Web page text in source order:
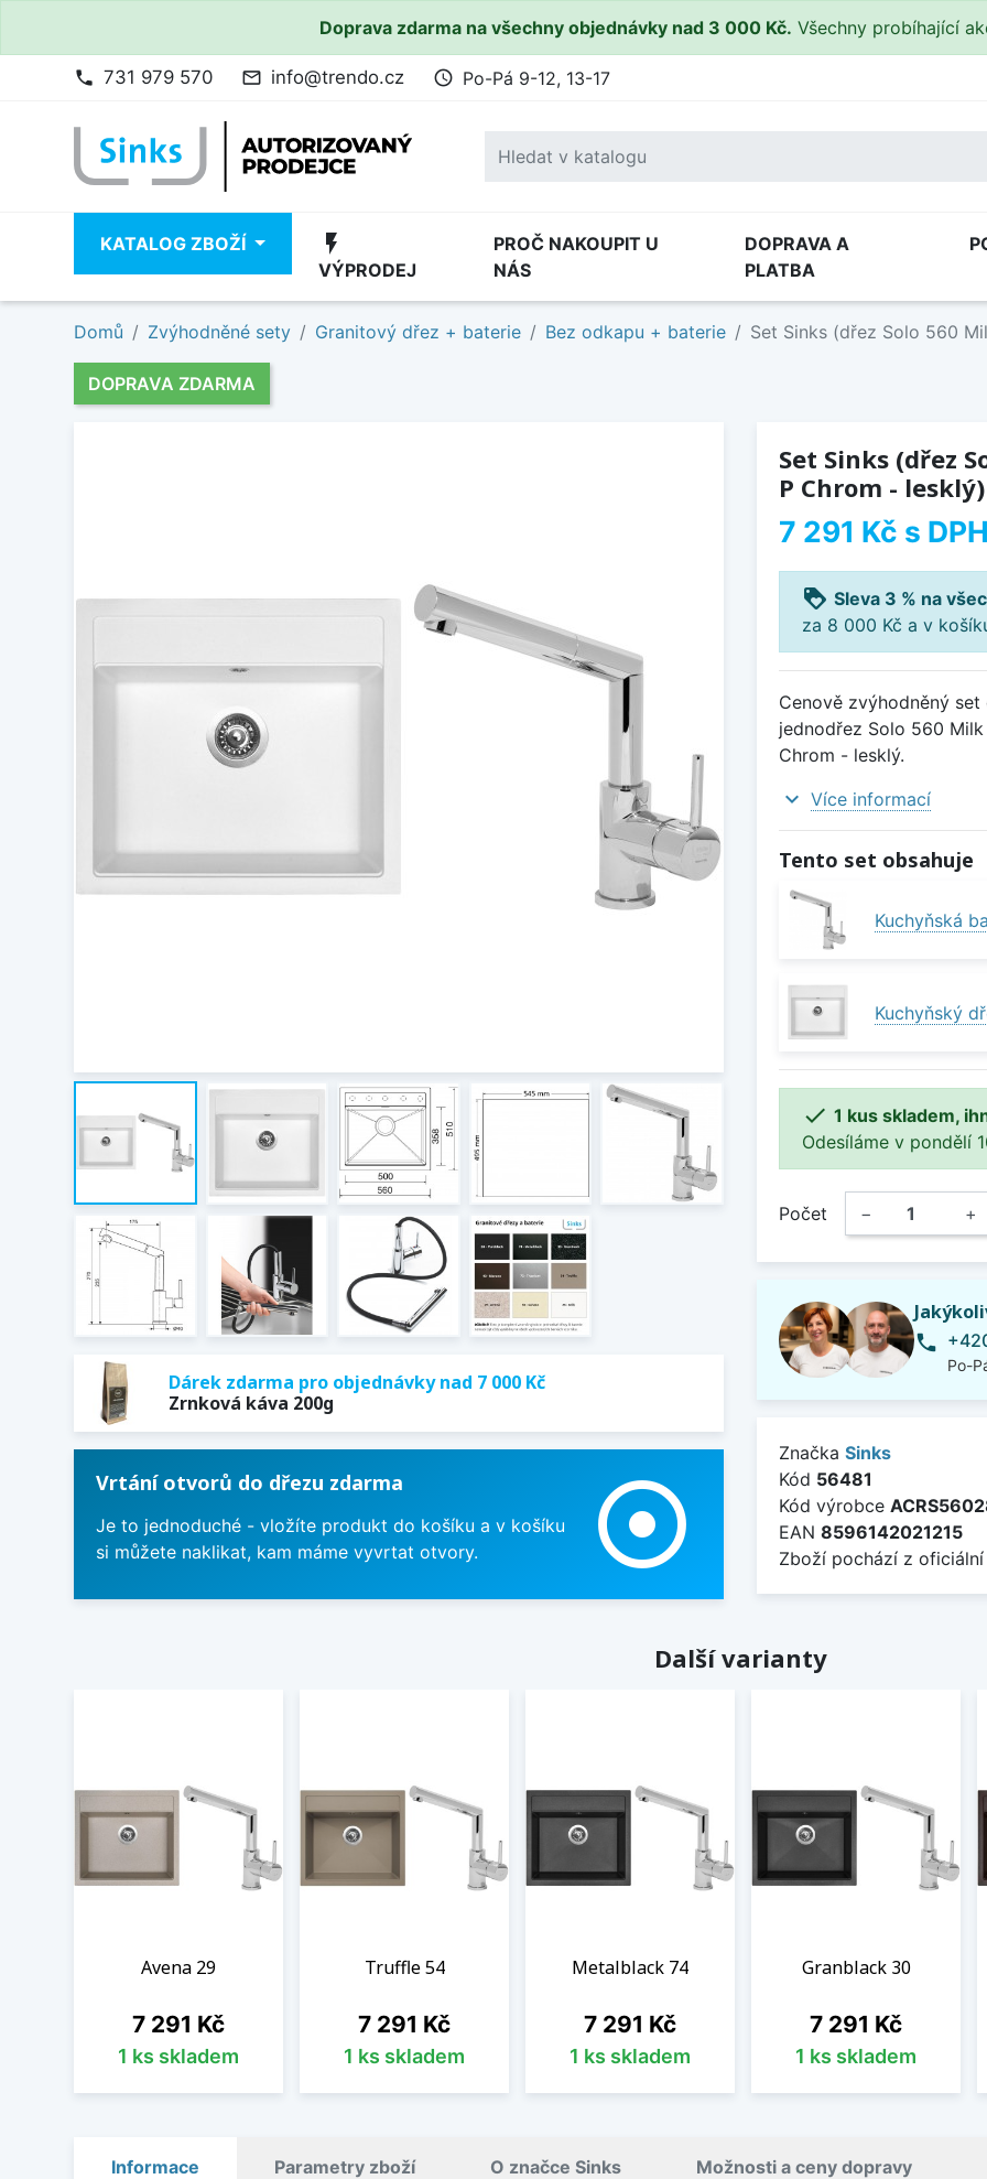
Doprava zdarma na všechny objednávky nad 3 000 Kč. Všechny probíhající
phone 731 979 570 mail_outline info@trendo.cz access_time Po-Pá 9-12, 13-17
KATALOG ZBOŽÍ flash_on
VÝPRODEJ
PROČ NAKOUPIT U
NÁS
DOPRAVA A
PLATBA
Domů Zvýhodněné sety Granitový dřez + baterie Bez odkapu + baterie Set Sinks (dřez Solo 560
DOPRAVA ZDARMA
Dárek zdarma pro objednávky nad 7 000 Kč
Zrnková káva 200g
Vrtání otvorů do dřezu zdarma
Je to jednoduché - vložíte produkt do košíku a v košíku
si můžete naklikat, kam máme vyvrtat otvory.
adjust
Set Sinks (dřez
P Chrom - lesklý)
7 291 Kč s DPH
loyalty Sleva 3 % na
za 8 000 Kč a v
Cenově zvýhodněný
jednodřez Solo 560
Chrom - lesklý.
expand_more Více informací
Tento set obsahuje
Kuchyňská
Kuchyňský
 1 kus skladem,
Odesíláme v pondělí
Počet − +
phone
Po-
Značka Sinks
Kód 56481
Kód výrobce
EAN 8596142021215
Zboží pochází z
Další varianty
Avena 29
Cena
7 291 Kč
1 ks skladem
Truffle 54
Cena
7 291 Kč
1 ks skladem
Metalblack 74
Cena
7 291 Kč
1 ks skladem
Granblack 30
Cena
7 291 Kč
1 ks skladem
Informace Parametry zboží O značce Sinks Možnosti a ceny dopravy